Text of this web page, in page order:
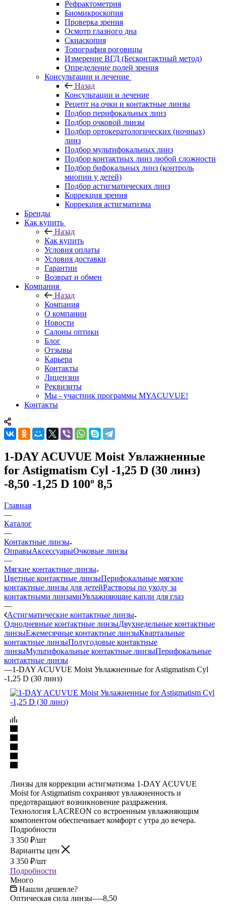
Рефрактометрия
Биомикроскопия
Проверка зрения
Осмотр глазного дна
Скиаскопия
Топография роговицы
Измерение ВГД (Бесконтактный метод)
Определение полей зрения
Консультации и лечение
Назад
Консультации и лечение
Рецепт на очки и контактные линзы
Подбор перифокальных линз
Подбор очковой линзы
Подбор ортокератологических (ночных)
линз
Подбор мультифокальных линз
Подбор контактных линз любой сложности
Подбор бифокальных линз (контроль
миопии у детей)
Подбор астигматических линз
Коррекция зрения
Коррекция астигматизма
Бренды
Как купить
Назад
Как купить
Условия оплаты
Условия доставки
Гарантии
Возврат и обмен
Компания
Назад
Компания
О компании
Новости
Салоны оптики
Блог
Отзывы
Карьера
Контакты
Лицензии
Реквизиты
Мы - участник программы MYACUVUE!
Контакты
1-DAY ACUVUE Moist Увлажненные
for Astigmatism Cyl -1,25 D (30 линз)
-8,50 -1,25 D 100º 8,5
Главная
—
Каталог
—
Контактные линзы
ОправыАксессуарыОчковые линзы
—
Мягкие контактные линзы
Цветные контактные линзыПерифокальные мягкие
контактные линзы для детейРастворы по уходу за
контактными линзамиУвлажняющие капли для глаз
—
Астигматические контактные линзы
Однодневные контактные линзыДвухнедельные контактные
линзыЕжемесячные контактные линзыКвартальные
контактные линзыПолугодовые контактные
линзыМультифокальные контактные линзыПерифокальные
контактные линзы
—1-DAY ACUVUE Moist Увлажненные for Astigmatism Cyl
-1,25 D (30 линз)
Линзы для коррекции астигматизма 1-DAY ACUVUE
Moist for Astigmatism сохраняют увлажненность и
предотвращают возникновение раздражения.
Технология LACREON со встроенным увлажняющим
компонентом обеспечивает комфорт с утра до вечера.
Подробности
3 350 ₽/шт
Варианты цен
3 350 ₽/шт
Подробности
Много
Нашли дешевле?
Оптическая сила линзы—-8,50